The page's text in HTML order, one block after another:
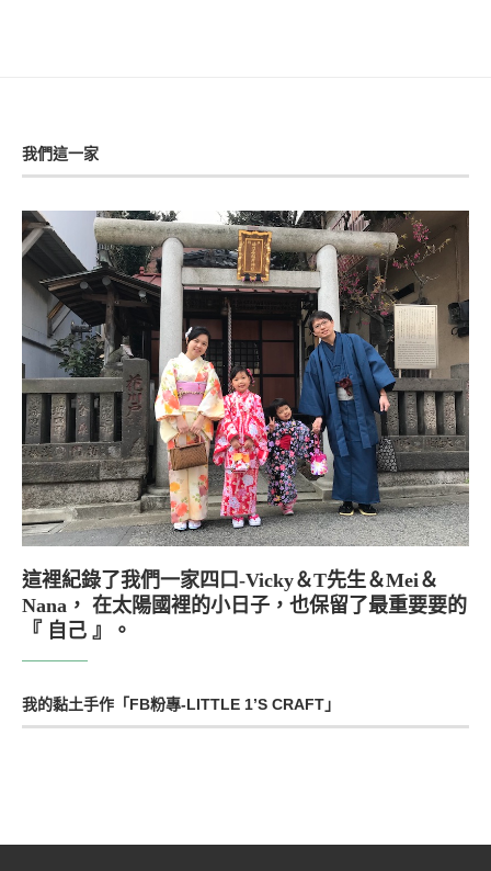
我們這一家
這裡紀錄了我們一家四口-Vicky＆T先生＆Mei＆
Nana， 在太陽國裡的小日子，也保留了最重要要的
『 自己 』。
我的黏土手作「FB粉專-LITTLE 1’S CRAFT」